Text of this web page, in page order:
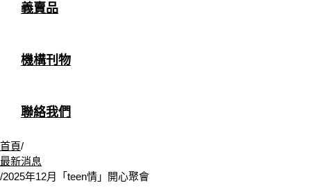
義賣品
機構刊物
聯絡我們
首頁/
最新消息
/2025年12月「teen情」開心聚會